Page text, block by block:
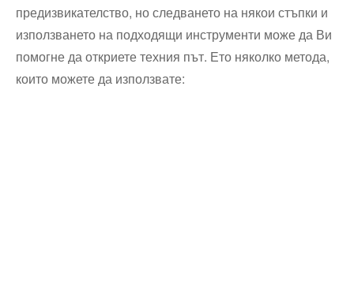
предизвикателство, но следването на някои стъпки и
използването на подходящи инструменти може да Ви
помогне да откриете техния път. Ето няколко метода,
които можете да използвате: